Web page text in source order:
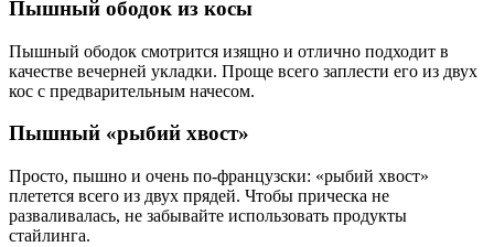
Пышный ободок из косы
Пышный ободок смотрится изящно и отлично подходит в
качестве вечерней укладки. Проще всего заплести его из двух
кос с предварительным начесом.
Пышный «рыбий хвост»
Просто, пышно и очень по-французски: «рыбий хвост»
плетется всего из двух прядей. Чтобы прическа не
разваливалась, не забывайте использовать продукты
стайлинга.